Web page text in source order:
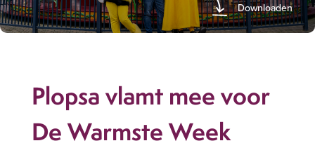
Downloaden
Plopsa vlamt mee voor
De Warmste Week